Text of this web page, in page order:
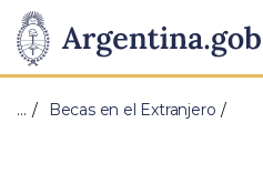
Presidencia
de
Pasar al contenido principal
… Becas en el Extranjero